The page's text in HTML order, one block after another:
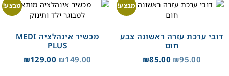
מבצע!
דובי ערכת עזרה ראשונה צבע
חום
₪95.00
₪85.00
מבצע!
מכשיר אינהלציה MEDI
PLUS
₪149.00
₪129.00